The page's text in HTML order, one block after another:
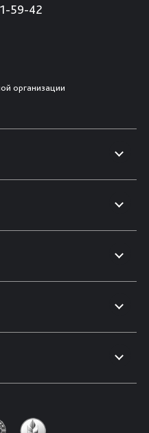
59-42
организации